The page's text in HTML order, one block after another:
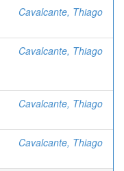
Cavalcante, Thiago
Cavalcante, Thiago
Cavalcante, Thiago
Cavalcante, Thiago